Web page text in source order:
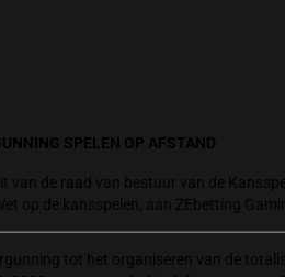
SPELEN OP AFSTAND
van de raad van bestuur van de
op de kansspelen, aan ZEbetting
tot het organiseren van de